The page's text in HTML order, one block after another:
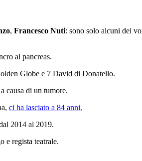
, Francesco Nuti: sono solo alcuni dei
al pancreas.
Globe e 7 David di Donatello.
a causa di un tumore.
ci ha lasciato a 84 anni.
2014 al 2019.
e regista teatrale.